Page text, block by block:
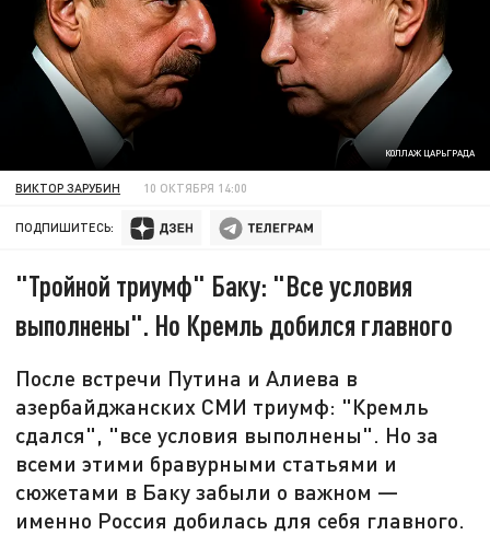
КОЛЛАЖ ЦАРЬГРАДА
ВИКТОР ЗАРУБИН 10 ОКТЯБРЯ 14:00
ПОДПИШИТЕСЬ:
"Тройной триумф" Баку: "Все условия
выполнены". Но Кремль добился главного
После встречи Путина и Алиева в
азербайджанских СМИ триумф: "Кремль
сдался", "все условия выполнены". Но за
всеми этими бравурными статьями и
сюжетами в Баку забыли о важном —
именно Россия добилась для себя главного.